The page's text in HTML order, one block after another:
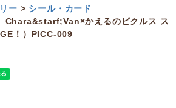
ー
シール・カード
Chara&starf;Van×かえるのピクルス ス
！）PICC-009